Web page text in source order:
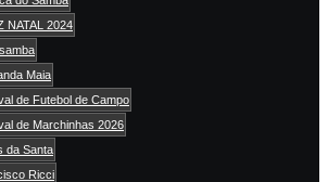
NATAL 2024
Maia
de Futebol de Campo
de Marchinhas 2026
da Santa
Ricci